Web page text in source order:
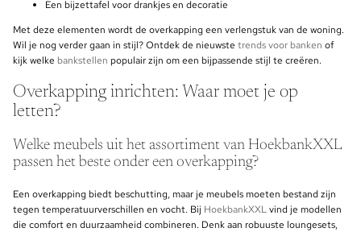
Een bijzettafel voor drankjes en decoratie
Met deze elementen wordt de overkapping een verlengstuk van de woning.
Wil je nog verder gaan in stijl? Ontdek de nieuwste trends voor banken of
kijk welke bankstellen populair zijn om een bijpassende stijl te creëren.
Overkapping inrichten: Waar moet je op
letten?
Welke meubels uit het assortiment van HoekbankXXL
passen het beste onder een overkapping?
Een overkapping biedt beschutting, maar je meubels moeten bestand zijn
tegen temperatuurverschillen en vocht. Bij HoekbankXXLvind je modellen
die comfort en duurzaamheid combineren. Denk aan robuuste loungesets,